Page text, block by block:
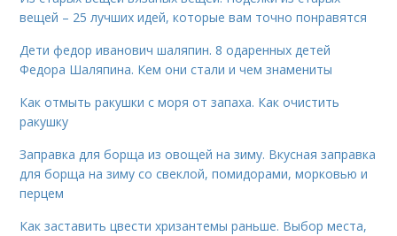
вещей – 25 лучших идей, которые вам точно понравятся
Дети федор иванович шаляпин. 8 одаренных детей
Федора Шаляпина. Кем они стали и чем знамениты
Как отмыть ракушки с моря от запаха. Как очистить
ракушку
Заправка для борща из овощей на зиму. Вкусная заправка
для борща на зиму со свеклой, помидорами, морковью и
перцем
Как заставить цвести хризантемы раньше. Выбор места,